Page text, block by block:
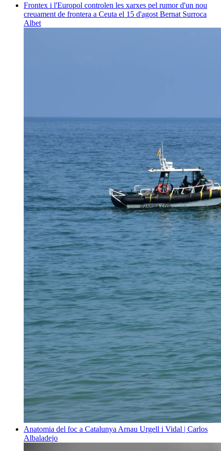
Frontex i l'Europol controlen les xarxes pel rumor d'un nou
creuament de frontera a Ceuta el 15 d'agost Bernat Surroca
Albet
Anatomia del foc a Catalunya Arnau Urgell i Vidal | Carlos
Albaladejo